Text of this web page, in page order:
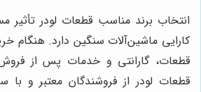
انتخاب برند مناسب قطعات لودر تأثیر
کارایی ماشین‌آلات سنگین دارد. هنگام
قطعات، گارانتی و خدمات پس از
قطعات لودر از فروشندگان معتبر و با